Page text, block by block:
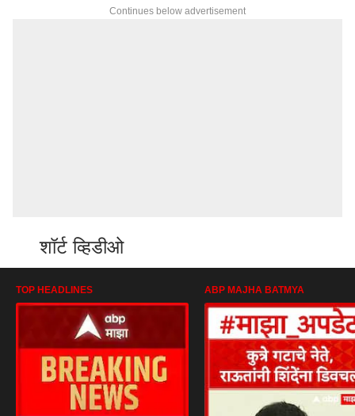
Continues below advertisement
शॉर्ट व्हिडीओ
TOP HEADLINES ABP MAJHA BATMYA